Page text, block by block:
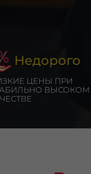
Недорого
ЦЕНЫ ПРИ
ВЫСОКОМ